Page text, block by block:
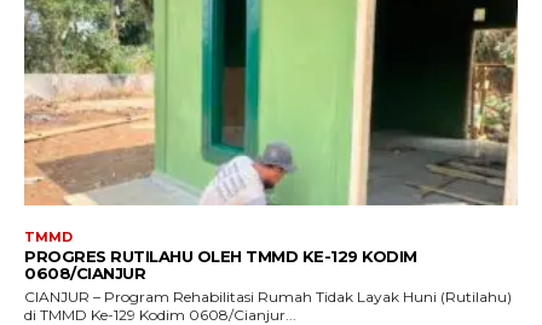
TMMD
PROGRES RUTILAHU OLEH TMMD KE-129 KODIM
0608/CIANJUR
CIANJUR – Program Rehabilitasi Rumah Tidak Layak Huni (Rutilahu)
di TMMD Ke-129 Kodim 0608/Cianjur...